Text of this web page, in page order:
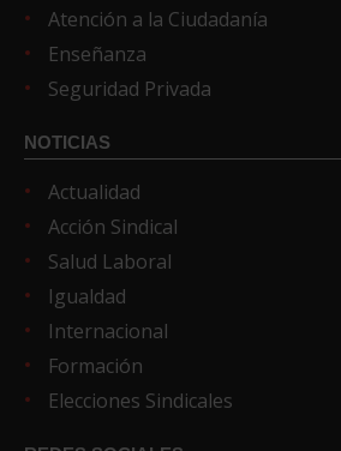
Atención a la Ciudadanía
Enseñanza
Seguridad Privada
NOTICIAS
Actualidad
Acción Sindical
Salud Laboral
Igualdad
Internacional
Formación
Elecciones Sindicales